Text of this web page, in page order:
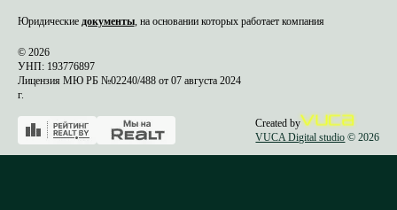
Юридические документы, на основании которых работает компания
© 2026
УНП: 193776897
Лицензия МЮ РБ №02240/488 от 07 августа 2024
г.
Created by
VUCA Digital studio © 2026